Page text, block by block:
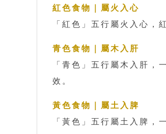
紅色食物｜屬火入心
「紅色」五行屬火入心，
青色食物｜屬木入肝
「青色」五行屬木入肝，
效。
黃色食物｜屬土入脾
「黃色」五行屬土入脾，